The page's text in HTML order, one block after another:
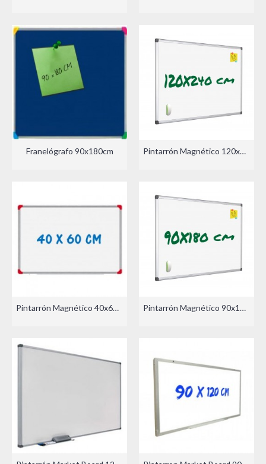
Franelógrafo 90x180cm Pintarrón Magnético 120x240cm
Pintarrón Magnético 40x60cm Pintarrón Magnético 90x180 cm